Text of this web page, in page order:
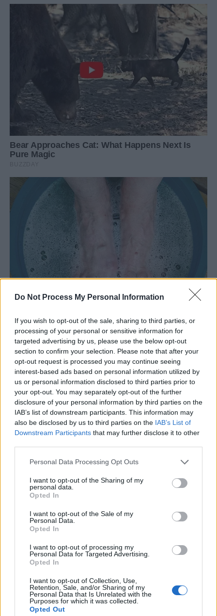
Do Not Process My Personal Information
If you wish to opt-out of the sale, sharing to third parties, or
processing of your personal or sensitive information for
targeted advertising by us, please use the below opt-out
section to confirm your selection. Please note that after your
opt-out request is processed you may continue seeing
interest-based ads based on personal information utilized by
us or personal information disclosed to third parties prior to
your opt-out. You may separately opt-out of the further
disclosure of your personal information by third parties on the
IAB’s list of downstream participants. This information may
also be disclosed by us to third parties on the IAB’s List of
Downstream Participants that may further disclose it to other
Personal Data Processing Opt Outs
I want to opt-out of the Sharing of my
personal data.
Opted In
I want to opt-out of the Sale of my
Personal Data.
Opted In
I want to opt-out of processing my
Personal Data for Targeted Advertising.
Opted In
I want to opt-out of Collection, Use,
Retention, Sale, and/or Sharing of my
Personal Data that Is Unrelated with the
Purposes for which it was collected.
Opted Out